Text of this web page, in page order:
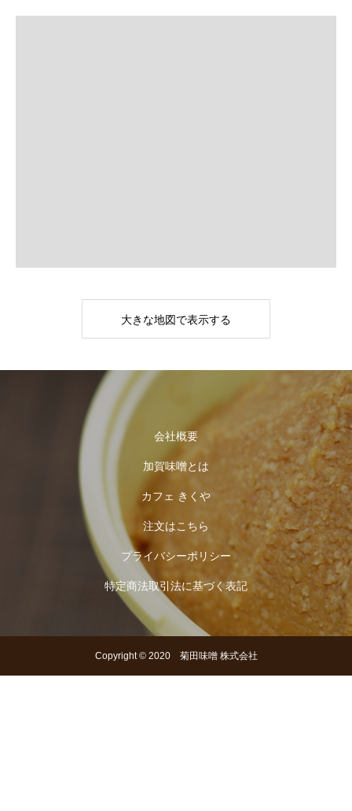
大きな地図で表示する
会社概要
加賀味噌とは
カフェ きくや
注文はこちら
プライバシーポリシー
特定商法取引法に基づく表記
Copyright © 2020 菊田味噌 株式会社